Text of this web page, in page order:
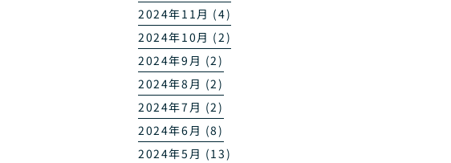
2024年11月 (4)
2024年10月 (2)
2024年9月 (2)
2024年8月 (2)
2024年7月 (2)
2024年6月 (8)
2024年5月 (13)